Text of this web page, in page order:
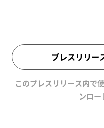
プレスリリー
このプレスリリース内で
ンロー